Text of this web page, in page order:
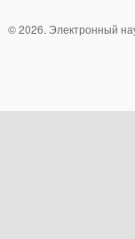
© 2026. Электронный